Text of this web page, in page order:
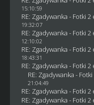
15:10:59
RE: Zgadywanka - Fotki 2
19:32:07
RE: Zgadywanka - Fotki 2
12:10:02
RE: Zgadywanka - Fotki 2
18:43:31
RE: Zgadywanka - Fotki 2
RE: Zgadywanka -
21:04:49
RE: Zgadywanka - Fotki 2
RE: Zgadywanka - Fotki 2